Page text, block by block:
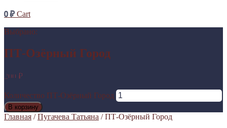
0₽ Cart
Выбрано:
ПТ-Озёрный Город
200 ₽
Количество ПТ-Озёрный Город
В корзину
Главная /Пугачева Татьяна / ПТ-Озёрный Город